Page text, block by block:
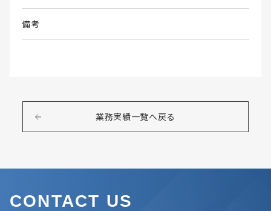
備考
業務実績一覧へ戻る
CONTACT US